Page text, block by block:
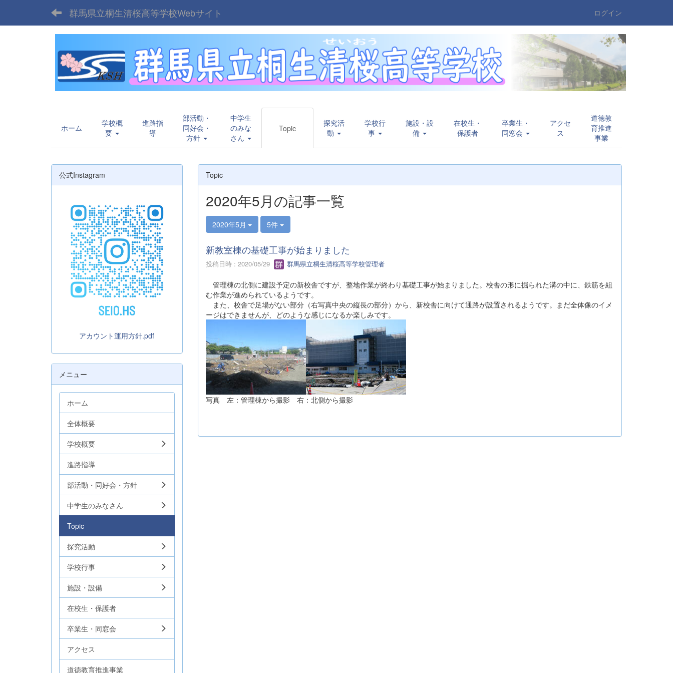
群馬県立桐生清桜高等学校Webサイト ログイン
ホーム
学校概
要
進路指
導
部活動・
同好会・
方針
中学生
のみな
さん
Topic
探究活
動
学校行
事
施設・設
備
在校生・
保護者
卒業生・
同窓会
アクセ
ス
道徳教
育推進
事業
Topic
2020年5月の記事一覧
2020年5月 5件
新教室棟の基礎工事が始まりました
投稿日時 : 2020/05/29 群馬県立桐生清桜高等学校管理者
管理棟の北側に建設予定の新校舎ですが、整地作業が終わり基礎工事が始まりました。校舎の形に掘られた溝の中に、鉄筋を組
む作業が進められているようです。
また、校舎で足場がない部分（右写真中央の縦長の部分）から、新校舎に向けて通路が設置されるようです。まだ全体像のイメ
ージはできませんが、どのような感じになるか楽しみです。
写真 左：管理棟から撮影 右：北側から撮影
公式Instagram
アカウント運用方針.pdf
メニュー
ホーム
全体概要
学校概要
進路指導
部活動・同好会・方針
中学生のみなさん
Topic
探究活動
学校行事
施設・設備
在校生・保護者
卒業生・同窓会
アクセス
道徳教育推進事業